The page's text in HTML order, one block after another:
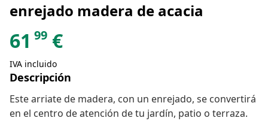
enrejado madera de acacia
61 99 €
IVA incluido
Descripción
Este arriate de madera, con un enrejado, se convertirá
en el centro de atención de tu jardín, patio o terraza.